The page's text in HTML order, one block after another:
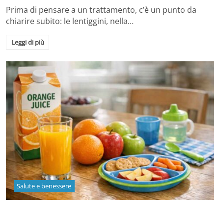
Prima di pensare a un trattamento, c’è un punto da
chiarire subito: le lentiggini, nella…
Leggi di più
Salute e benessere